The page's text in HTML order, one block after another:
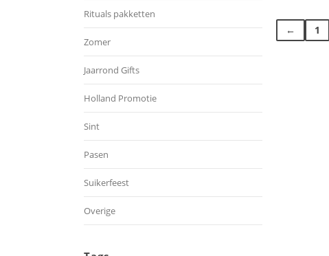
Rituals pakketten
Zomer
Jaarrond Gifts
Holland Promotie
Sint
Pasen
Suikerfeest
Overige
← 1